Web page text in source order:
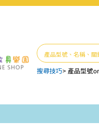
搜尋技巧> 產品型號or